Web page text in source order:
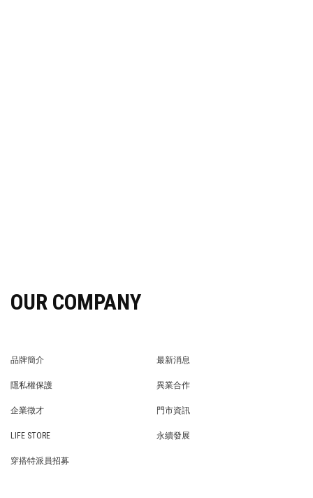
OUR COMPANY
品牌簡介
最新消息
隱私權保護
異業合作
企業徵才
門市資訊
LIFE STORE
永續發展
穿搭特派員招募